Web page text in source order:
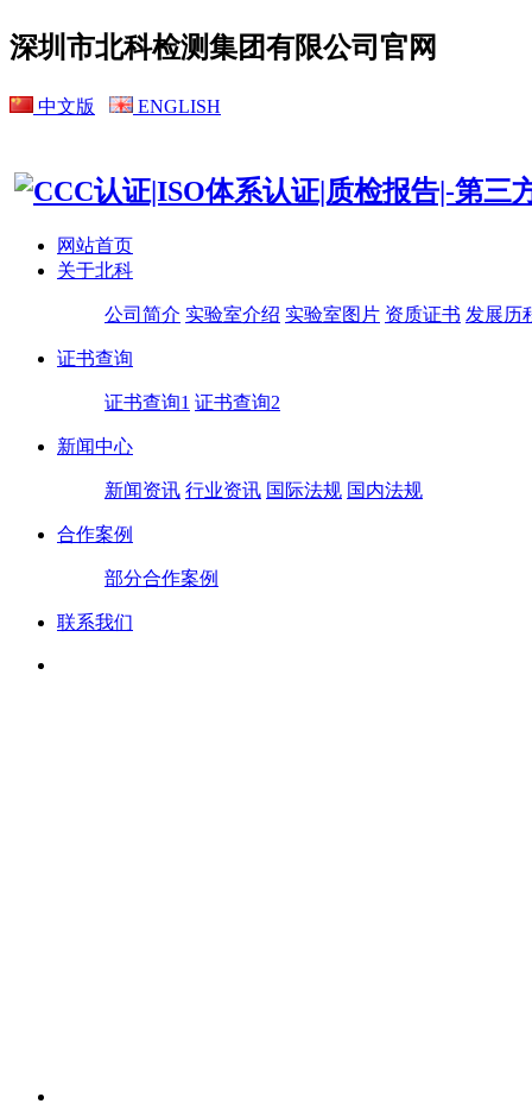
深圳市北科检测集团有限公司官网
中文版 ENGLISH
网站首页
关于北科
公司简介 实验室介绍 实验室图片 资质证书 发展历
证书查询
证书查询1 证书查询2
新闻中心
新闻资讯 行业资讯 国际法规 国内法规
合作案例
部分合作案例
联系我们